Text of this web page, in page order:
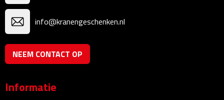
Vlaggen
Bureau Toebehoren
Bureauklokken
Bureaulampen
info@kranengeschenken.nl
NEEM CONTACT OP
Informatie